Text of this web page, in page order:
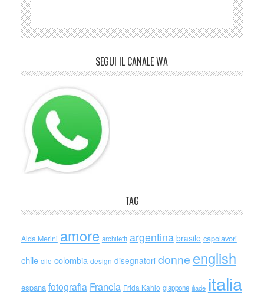
SEGUI IL CANALE WA
TAG
Alda Merini amore architetti argentina brasile capolavori
chile cile colombia design disegnatori donne english
espana fotografia Francia Frida Kahlo giappone iliade italia